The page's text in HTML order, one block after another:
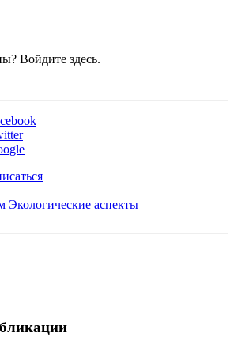
Войдите здесь.
Экологические аспекты